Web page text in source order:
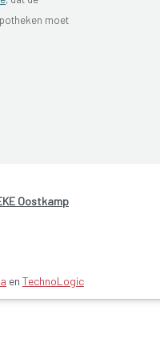
moet
Oostkamp
en TechnoLogic